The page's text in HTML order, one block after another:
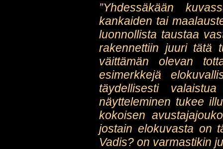
”Yhdessäkään
kankaiden tai
luonnollista taustaa
rakennettiin juuri tätä
väittämän olevan
esimerkkejä
täydellisesti
näytteleminen tukee
kokoisen
jostain elokuvasta on
Vadis? on varmastikin